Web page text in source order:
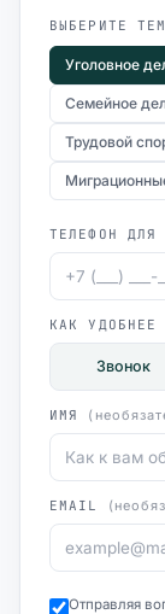
ВЫБЕРИТЕ
Уголовное
Семейное
Трудовой
ТЕЛЕФОН ДЛЯ
КАК УДОБНЕЕ
Звонок
ИМЯ
EMAIL
Отправляя